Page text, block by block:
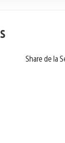
Share de la